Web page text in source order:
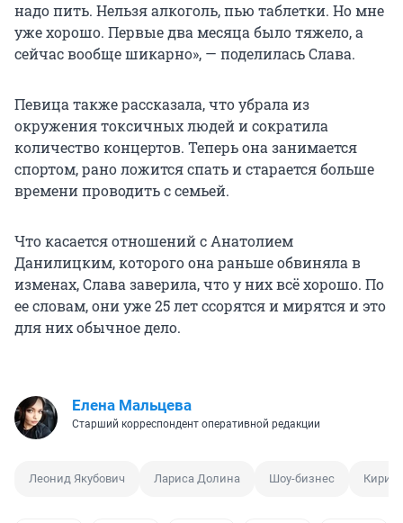
надо пить. Нельзя алкоголь, пью таблетки. Но мне
уже хорошо. Первые два месяца было тяжело, а
сейчас вообще шикарно», — поделилась Слава.
Певица также рассказала, что убрала из
окружения токсичных людей и сократила
количество концертов. Теперь она занимается
спортом, рано ложится спать и старается больше
времени проводить с семьей.
Что касается отношений с Анатолием
Данилицким, которого она раньше обвиняла в
изменах, Слава заверила, что у них всё хорошо. По
ее словам, они уже 25 лет ссорятся и мирятся и это
для них обычное дело.
Елена Мальцева
Старший корреспондент оперативной редакции
Леонид Якубович Лариса Долина Шоу-бизнес